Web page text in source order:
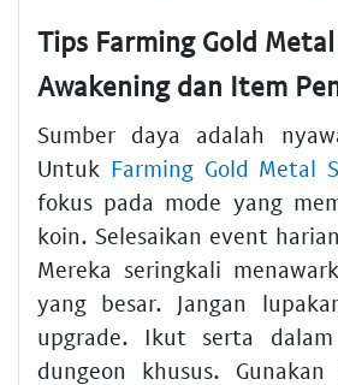
Tips Farming Gold
Awakening dan Item
Sumber daya adalah
Untuk Farming Gold Metal
fokus pada mode yang
koin. Selesaikan event
Mereka seringkali
yang besar. Jangan
upgrade. Ikut serta
dungeon khusus. Gunakan